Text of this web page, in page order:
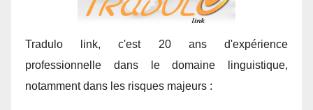
Tradulo link, c'est 20 ans d'expérience
professionnelle dans le domaine linguistique,
notamment dans les risques majeurs :